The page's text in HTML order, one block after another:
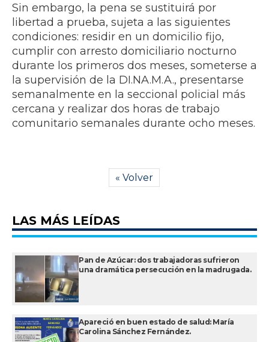
Sin embargo, la pena se sustituirá por
libertad a prueba, sujeta a las siguientes
condiciones: residir en un domicilio fijo,
cumplir con arresto domiciliario nocturno
durante los primeros dos meses, someterse a
la supervisión de la DI.NA.M.A., presentarse
semanalmente en la seccional policial más
cercana y realizar dos horas de trabajo
comunitario semanales durante ocho meses.
« Volver
LAS MÁS LEÍDAS
Pan de Azúcar: dos trabajadoras sufrieron
una dramática persecución en la madrugada.
Apareció en buen estado de salud: María
Carolina Sánchez Fernández.